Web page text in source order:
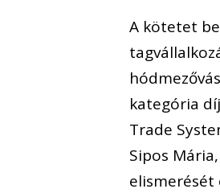
A kötetet
kategória
Trade
Sipos
elismerését